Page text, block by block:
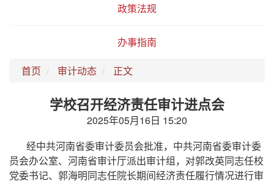
政策法规
办事指南
首页 审计动态 正文
学校召开经济责任审计进点会
2025年05月16日 15:20
经中共河南省委审计委员会批准，中共河南省委审计委
员会办公室、河南省审计厅派出审计组，对郭改英同志任校
党委书记、郭海明同志任院长期间经济责任履行情况进行审